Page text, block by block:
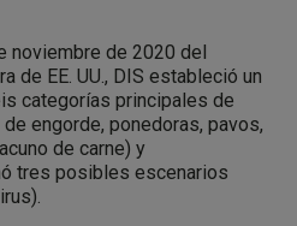
noviembre de 2020 del
de EE. UU., DIS estableció un
categorías principales de
engorde, ponedoras, pavos,
de carne) y
tres posibles escenarios